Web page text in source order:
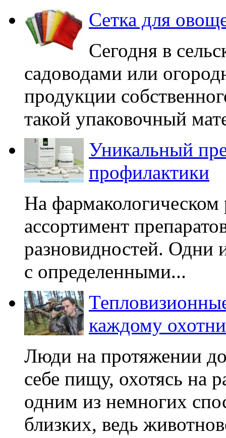
Сетка для
Сегодня в
садоводами или
продукции
такой упаковочный
Уникальный
профилактики
На
ассортимент
разновидностей. Одни
с определенными...
каждому
Люди на протяжении
себе пищу, охотясь на
одним из немногих
близких, ведь